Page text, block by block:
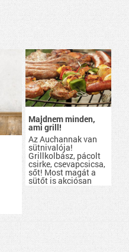
Majdnem minden,
ami grill!
Az Auchannak van
sütnivalója!
Grillkolbász, pácolt
csirke, csevapcsicsa,
sőt! Most magát a
sütőt is akciósan
szerezheted be.